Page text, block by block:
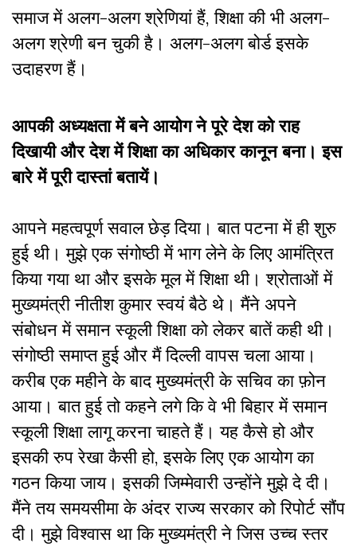
समाज में अलग-अलग श्रेणियां हैं, शिक्षा की भी अलग-
अलग श्रेणी बन चुकी है। अलग-अलग बोर्ड इसके
उदाहरण हैं।
आपकी अध्यक्षता में बने आयोग ने पूरे देश को राह
दिखायी और देश में शिक्षा का अधिकार कानून बना। इस
बारे में पूरी दास्तां बतायें।
आपने महत्वपूर्ण सवाल छेड़ दिया। बात पटना में ही शुरु
हुई थी। मुझे एक संगोष्ठी में भाग लेने के लिए आमंत्रित
किया गया था और इसके मूल में शिक्षा थी। श्रोताओं में
मुख्यमंत्री नीतीश कुमार स्वयं बैठे थे। मैंने अपने
संबोधन में समान स्कूली शिक्षा को लेकर बातें कही थी।
संगोष्ठी समाप्त हुई और मैं दिल्ली वापस चला आया।
करीब एक महीने के बाद मुख्यमंत्री के सचिव का फ़ोन
आया। बात हुई तो कहने लगे कि वे भी बिहार में समान
स्कूली शिक्षा लागू करना चाहते हैं। यह कैसे हो और
इसकी रुप रेखा कैसी हो, इसके लिए एक आयोग का
गठन किया जाय। इसकी जिम्मेवारी उन्होंने मुझे दे दी।
मैंने तय समयसीमा के अंदर राज्य सरकार को रिपोर्ट सौंप
दी। मुझे विश्वास था कि मुख्यमंत्री ने जिस उच्च स्तर